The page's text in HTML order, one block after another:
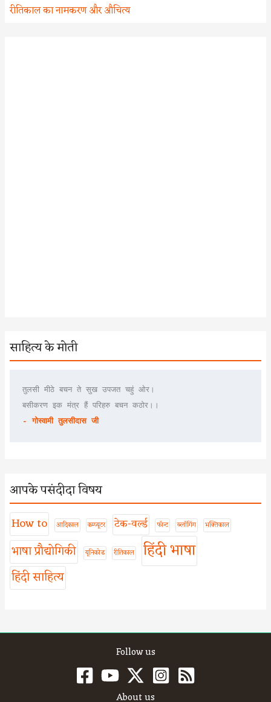
रीतिकाल का नामकरण और औचित्य
साहित्य के मोती
तुलसी मीठे बचन ते सुख उपजत चहुं ओर।
बसीकरण इक मंत्र हैं परिहरु बचन कठोर।।
- गोस्वामी तुलसीदास जी
आपके पसंदीदा विषय
How to आदिकाल कम्प्यूटर टेक-वर्ल्ड फॉन्ट ब्लॉगिंग भक्तिकाल
भाषा प्रौद्योगिकी यूनिकोड रीतिकाल हिंदी भाषा
हिंदी साहित्य
Follow us
About us